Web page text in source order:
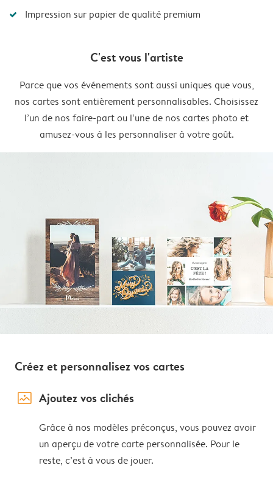
Impression sur papier de qualité premium
C'est vous l'artiste
Parce que vos événements sont aussi uniques que vous,
nos cartes sont entièrement personnalisables. Choisissez
l’un de nos faire-part ou l’une de nos cartes photo et
amusez-vous à les personnaliser à votre goût.
Créez et personnalisez vos cartes
image_placeholder Ajoutez vos clichés
Grâce à nos modèles préconçus, vous pouvez avoir
un aperçu de votre carte personnalisée. Pour le
reste, c’est à vous de jouer.